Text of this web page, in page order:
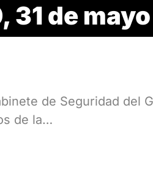
de
de Seguridad del
de la…